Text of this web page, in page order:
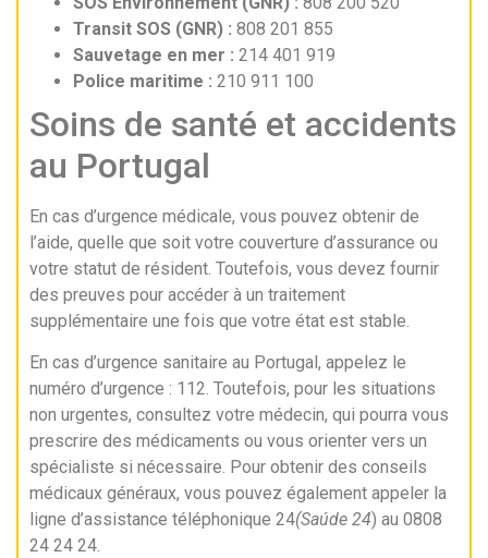
Transit SOS (GNR) : 808 201 855
Sauvetage en mer : 214 401 919
Police maritime : 210 911 100
Soins de santé et accidents
au Portugal
En cas d’urgence médicale, vous pouvez obtenir de
l’aide, quelle que soit votre couverture d’assurance ou
votre statut de résident. Toutefois, vous devez fournir
des preuves pour accéder à un traitement
supplémentaire une fois que votre état est stable.
En cas d’urgence sanitaire au Portugal, appelez le
numéro d’urgence : 112. Toutefois, pour les situations
non urgentes, consultez votre médecin, qui pourra vous
prescrire des médicaments ou vous orienter vers un
spécialiste si nécessaire. Pour obtenir des conseils
médicaux généraux, vous pouvez également appeler la
ligne d’assistance téléphonique 24(Saúde 24) au 0808
24 24 24.